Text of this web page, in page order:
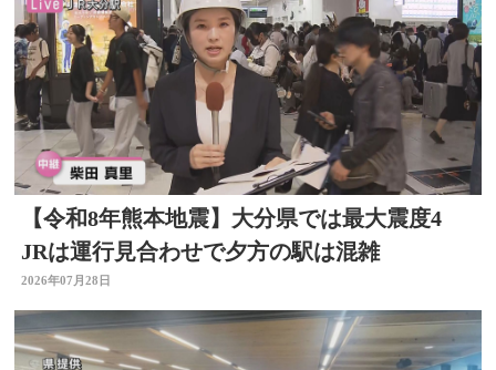
【令和8年熊本地震】大分県では最大震度4
JRは運行見合わせで夕方の駅は混雑
2026年07月28日